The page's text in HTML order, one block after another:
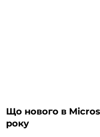
Що нового в
року